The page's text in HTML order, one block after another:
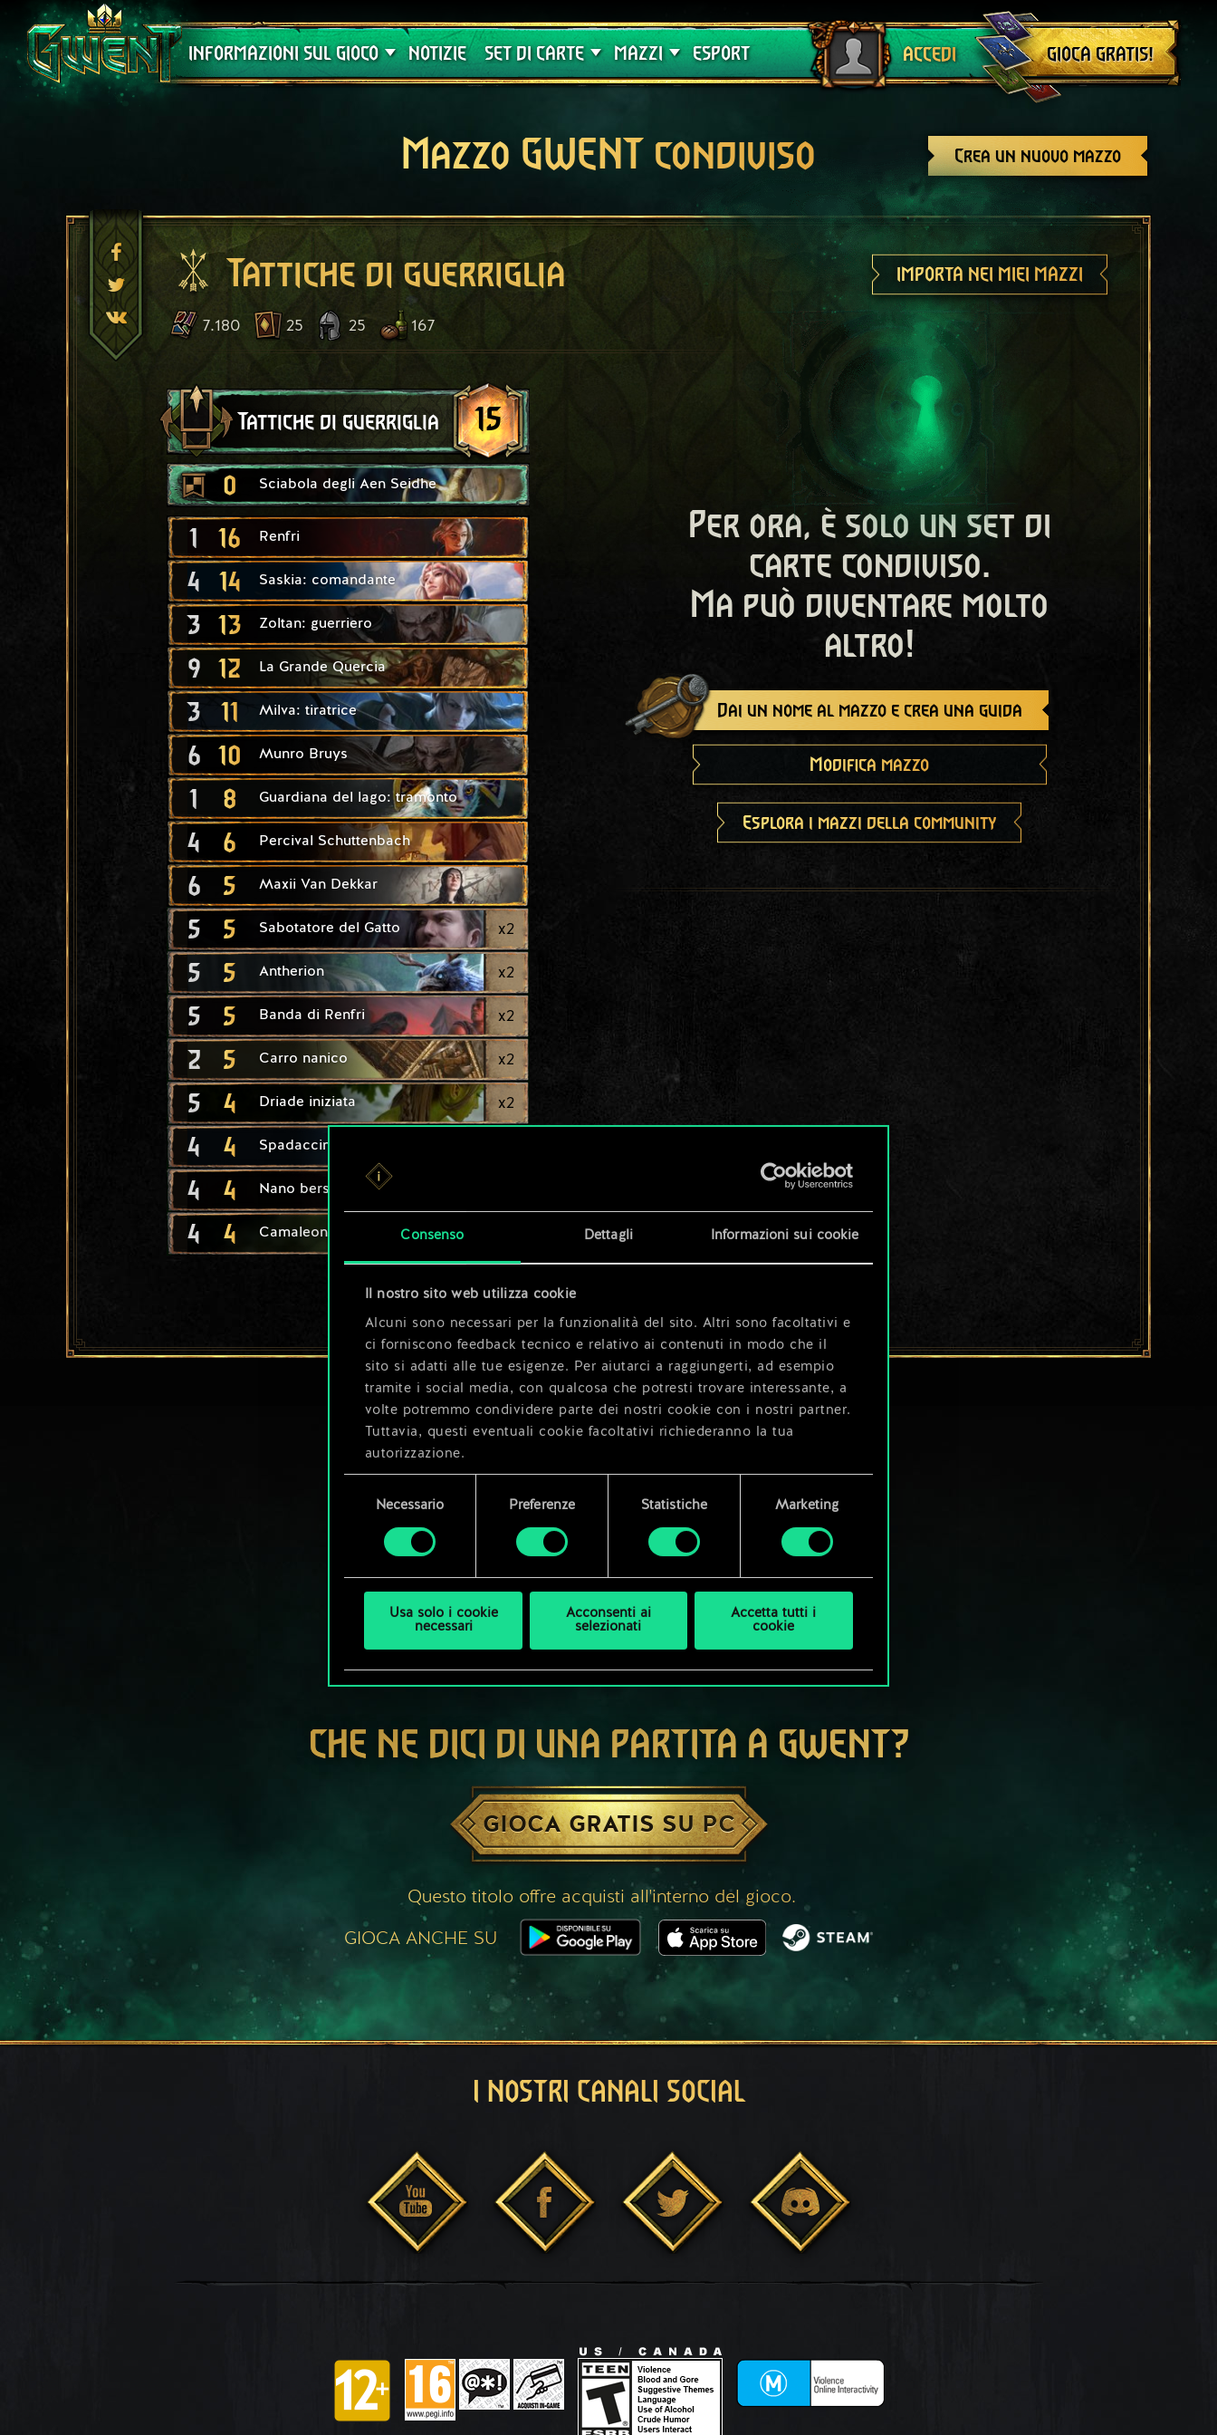
Consenso Dettagli Informazioni sui cookie
Il nostro sito web utilizza cookie
Alcuni sono necessari per la funzionalità del sito. Altri sono facoltativi e
ci forniscono feedback tecnico e relativo ai contenuti in modo che il
sito si adatti alle tue esigenze. Per aiutarci a raggiungerti, ad esempio
tramite i social media, con qualcosa che potresti trovare interessante, a
volte potremmo condividere parte dei nostri cookie con i nostri partner.
Tuttavia, questi eventuali cookie facoltativi richiederanno la tua
autorizzazione.
Tutti i dettagli su come utilizziamo i cookie e su come impostare le tue
consenso
Necessario Preferenze Statistiche Marketing
Usa solo i cookie
necessari
Acconsenti ai
selezionati
Accetta tutti i
cookie
INFORMAZIONI SUL GIOCO
Assistenza
NOTIZIE SET DI CARTE
Crimson Curse
MAZZI
Guide
ESPORT ACCEDI
Esci
GIOCA GRATIS!
Crea un nuovo mazzo
Mazzo GWENT condiviso
Tattiche di guerriglia IMPORTA NEI MIEI MAZZI
7.180 25 25 167
Tattiche di guerriglia 15
0 Sciabola degli Aen Seidhe
1 16 Renfri
4 14 Saskia: comandante
3 13 Zoltan: guerriero
9 12 La Grande Quercia
3 11 Milva: tiratrice
6 10 Munro Bruys
1 8 Guardiana del lago: tramonto
4 6 Percival Schuttenbach
6 5 Maxii Van Dekkar
5 5 Sabotatore del Gatto x2
5 5 Antherion x2
5 5 Banda di Renfri x2
2 5 Carro nanico x2
5 4 Driade iniziata x2
4 4 Spadaccino elfico
4 4 Nano berserker
4 4 Camaleonte
Per ora, è solo un set di
carte condiviso.
Ma può diventare molto
altro!
Dai un nome al mazzo e crea una guida
Modifica mazzo
Esplora i mazzi della community
CHE NE DICI DI UNA PARTITA A GWENT?
GIOCA GRATIS SU PC
Questo titolo offre acquisti all'interno del gioco.
GIOCA ANCHE SU
I NOSTRI CANALI SOCIAL